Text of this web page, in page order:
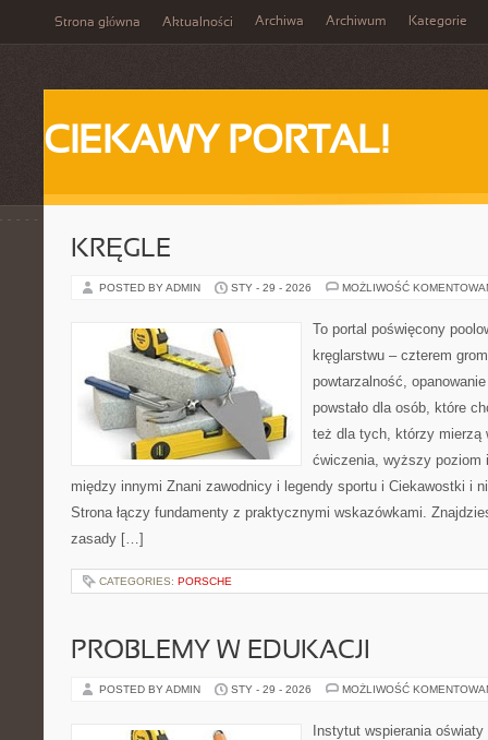
Strona główna Aktualności Archiwa Archiwum Kategorie
CIEKAWY PORTAL!
KRĘGLE
POSTED BY ADMIN STY - 29 - 2026 MOŻLIWOŚĆ
To portal poświęcony
kręglarstwu – czterem
powtarzalność,
powstało dla osób, które
też dla tych, którzy mierzą
ćwiczenia, wyższy poziom
między innymi Znani zawodnicy i legendy sportu i Ciekawostki i
Strona łączy fundamenty z praktycznymi wskazówkami.
zasady […]
CATEGORIES: PORSCHE
PROBLEMY W EDUKACJI
POSTED BY ADMIN STY - 29 - 2026 MOŻLIWOŚĆ
Instytut wspierania